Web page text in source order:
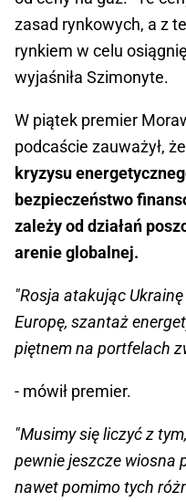
zasad rynkowych, a z
rynkiem w celu
wyjaśniła Szimonyte.
W piątek premier
podcaście zauważył, że
kryzysu
bezpieczeństwo
zależy od działań
arenie globalnej.
"Rosja atakując
Europę, szantaż
piętnem na portfelach
- mówił premier.
"Musimy się liczyć z
pewnie jeszcze wiosna
nawet pomimo tych